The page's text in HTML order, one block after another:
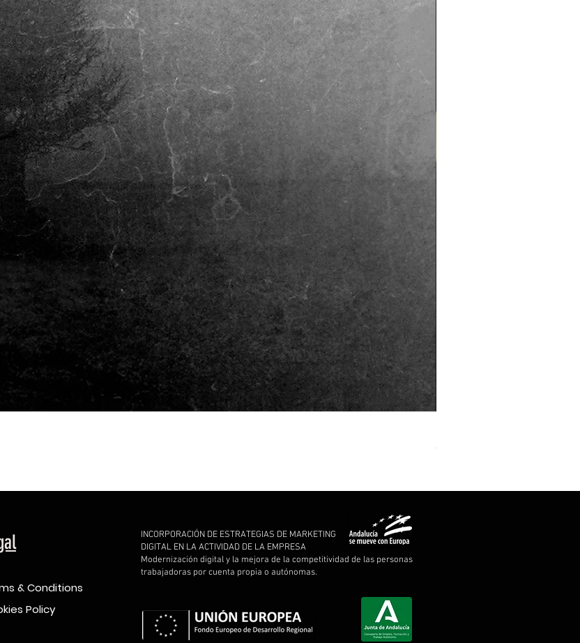
Price
€11.00
INCORPORACIÓN DE ESTRATEGIAS DE MARKETING
DIGITAL EN LA ACTIVIDAD DE LA EMPRESA
Modernización digital y la mejora de la competitividad de las personas
trabajadoras por cuenta propia o autónomas.
& Conditions
Policy